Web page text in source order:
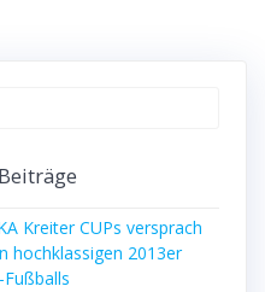
Krei­ter CUPs ver­sprach
hoch­klas­si­gen 2013er
Fußballs